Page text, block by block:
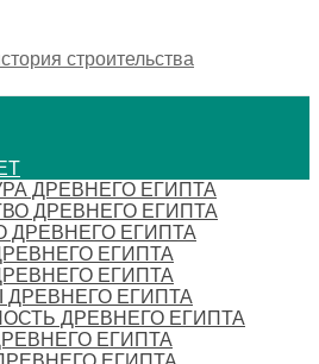
строительства
ДРЕВНЕГО ЕГИПТА
ДРЕВНЕГО ЕГИПТА
ДРЕВНЕГО ЕГИПТА
ЕГИПТА
ЕГИПТА
ЕГИПТА
ДРЕВНЕГО ЕГИПТА
ЕГИПТА